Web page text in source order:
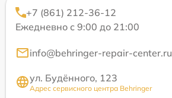
+7 (861) 212-36-12
Ежедневно с 9:00 до 21:00
info@behringer-repair-center.ru
ул. Будённого, 123
Адрес сервисного центра Behringer